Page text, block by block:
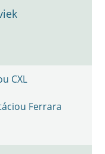
CXL
Ferrara